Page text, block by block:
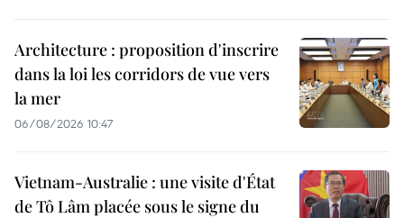
Architecture : proposition d'inscrire
dans la loi les corridors de vue vers
la mer
06/08/2026 10:47
Vietnam-Australie : une visite d'État
de Tô Lâm placée sous le signe du